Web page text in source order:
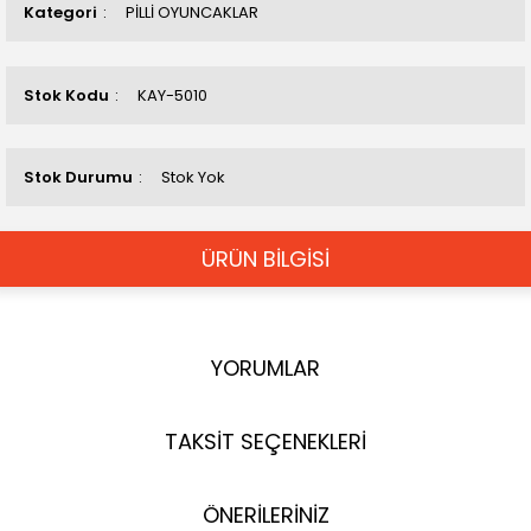
Kategori PİLLİ OYUNCAKLAR
Stok Kodu KAY-5010
Stok Durumu Stok Yok
ÜRÜN BİLGİSİ
YORUMLAR
TAKSİT SEÇENEKLERİ
ÖNERİLERİNİZ